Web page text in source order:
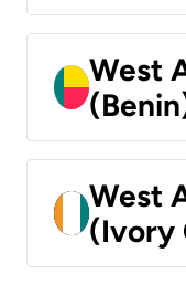
West
West
(Ivory